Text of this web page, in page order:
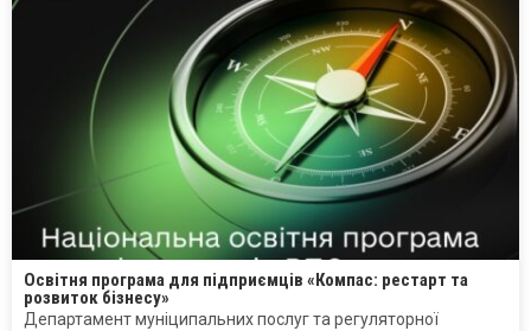
Освітня програма для підприємців «Компас: рестарт та
розвиток бізнесу»
Департамент муніципальних послуг та регуляторної